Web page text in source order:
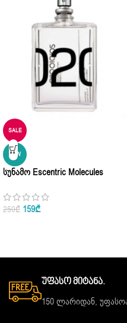
SALE
NEW
Სუნამო Escentric Molecules
100ml
250₾ 159₾
Უფასო Მიტანა.
150 ლარიდან,